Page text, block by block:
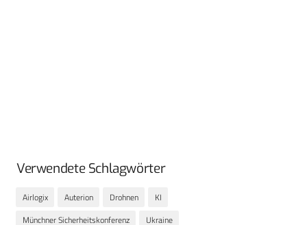
Verwendete Schlagwörter
Airlogix Auterion Drohnen
KI
Münchner Sicherheitskonferenz
Ukraine